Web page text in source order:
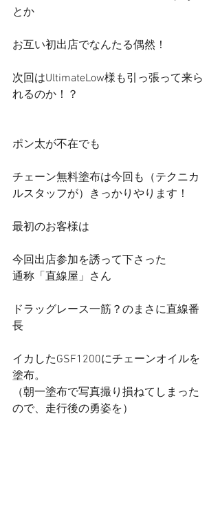
とか
お互い初出店でなんたる偶然！
次回はUltimateLow様も引っ張って来ら
れるのか！？
ポン太が不在でも
チェーン無料塗布は今回も（テクニカ
ルスタッフが）きっかりやります！
最初のお客様は
今回出店参加を誘って下さった
通称「直線屋」さん
ドラッグレース一筋？のまさに直線番
長
イカしたGSF1200にチェーンオイルを
塗布。
（朝一塗布で写真撮り損ねてしまった
ので、走行後の勇姿を）